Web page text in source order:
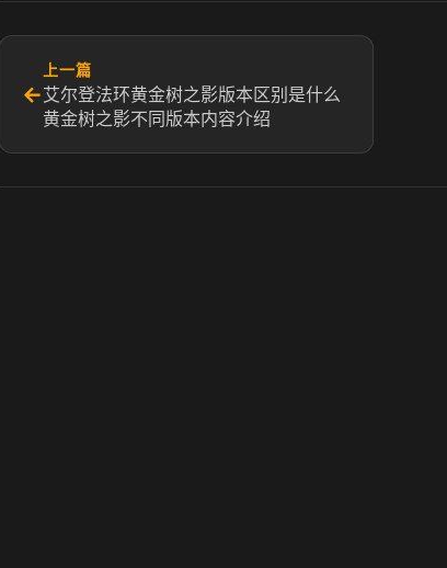
←
上一篇
艾尔登法环黄金树之影版本区别是什么
黄金树之影不同版本内容介绍